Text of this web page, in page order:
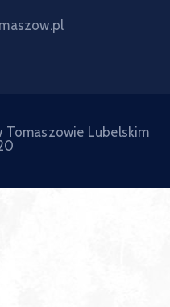
Tomaszowie Lubelskim